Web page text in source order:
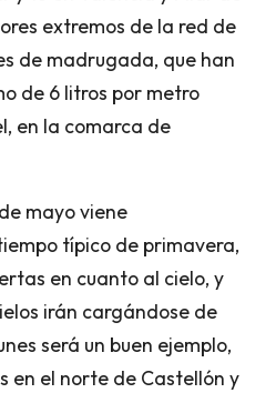
extremos de la red de
de madrugada, que han
de 6 litros por metro
en la comarca de
mayo viene
típico de primavera,
en cuanto al cielo, y
irán cargándose de
será un buen ejemplo,
en el norte de Castellón y